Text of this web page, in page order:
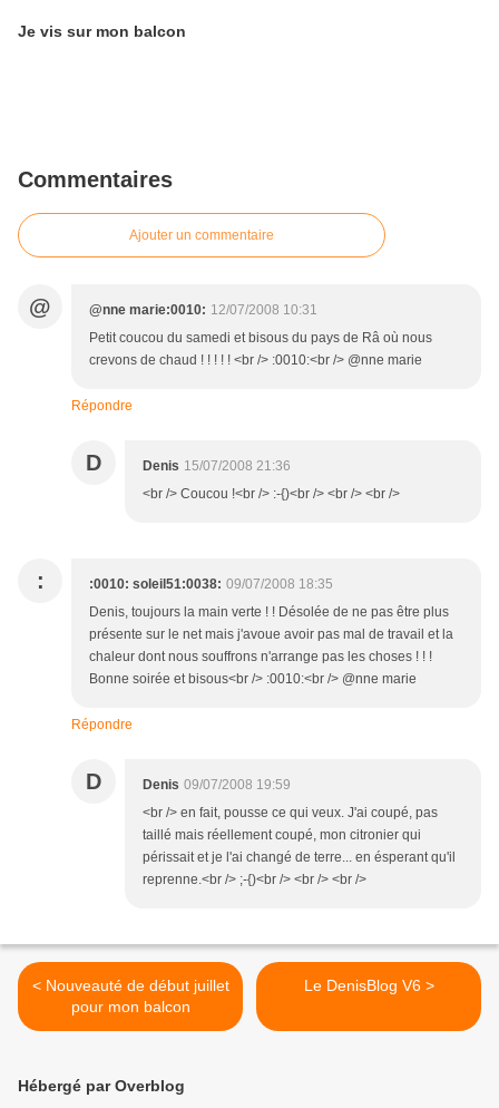
Je vis sur mon balcon
Commentaires
Ajouter un commentaire
@ @nne marie:0010: 12/07/2008 10:31
Petit coucou du samedi et bisous du pays de Râ où nous
crevons de chaud ! ! ! ! ! <br /> :0010:<br /> @nne marie
Répondre
D Denis 15/07/2008 21:36
<br /> Coucou !<br /> :-{)<br /> <br /> <br />
: :0010: soleil51:0038: 09/07/2008 18:35
Denis, toujours la main verte ! ! Désolée de ne pas être plus
présente sur le net mais j'avoue avoir pas mal de travail et la
chaleur dont nous souffrons n'arrange pas les choses ! ! !
Bonne soirée et bisous<br /> :0010:<br /> @nne marie
Répondre
D Denis 09/07/2008 19:59
<br /> en fait, pousse ce qui veux. J'ai coupé, pas
taillé mais réellement coupé, mon citronier qui
périssait et je l'ai changé de terre... en ésperant qu'il
reprenne.<br /> ;-{)<br /> <br /> <br />
< Nouveauté de début juillet
pour mon balcon
Le DenisBlog V6 >
Hébergé par Overblog